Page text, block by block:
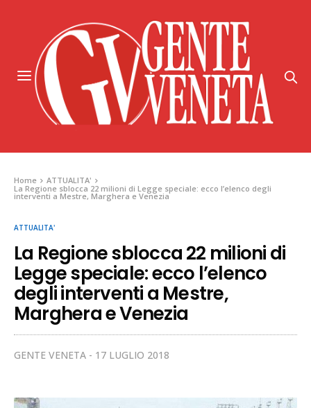
Home
ATTUALITA'
La Regione sblocca 22 milioni di Legge speciale: ecco l’elenco degli
interventi a Mestre, Marghera e Venezia
ATTUALITA'
La Regione sblocca 22 milioni di
Legge speciale: ecco l’elenco
degli interventi a Mestre,
Marghera e Venezia
GENTE VENETA 17 LUGLIO 2018